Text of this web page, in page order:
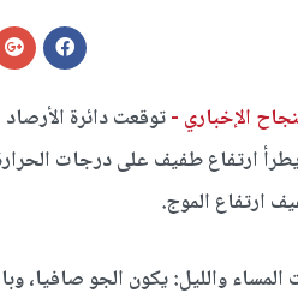
الإخباري -توقعت دائرة
ارتفاع طفيف على درجات
ارتفاع الموج.
والليل: يكون الجو صافيا،